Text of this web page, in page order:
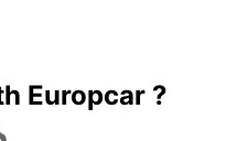
Europcar ?